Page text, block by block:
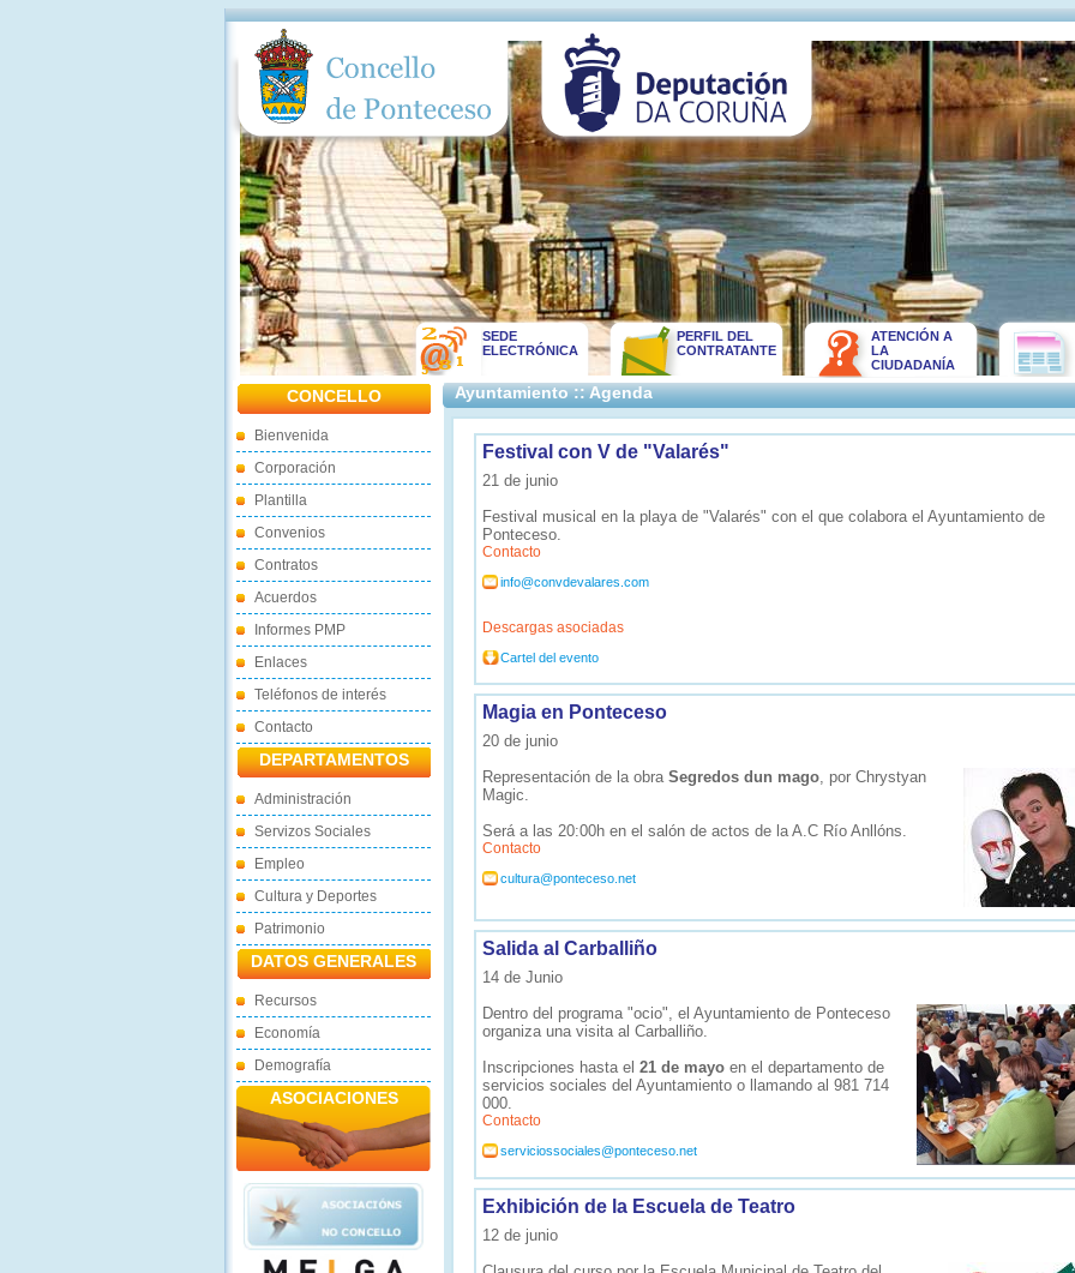
SEDE
ELECTRÓNICA
PERFIL DEL
CONTRATANTE
ATENCIÓN A
LA
CIUDADANÍA
CONCELLO
Bienvenida
Corporación
Plantilla
Convenios
Contratos
Acuerdos
Informes PMP
Enlaces
Teléfonos de interés
Contacto
DEPARTAMENTOS
Administración
Servizos Sociales
Empleo
Cultura y Deportes
Patrimonio
DATOS GENERALES
Recursos
Economía
Demografía
ASOCIACIONES
Ayuntamiento :: Agenda
Festival con V de "Valarés"
21 de junio
Festival musical en la playa de "Valarés" con el que colabora el Ayuntamiento de
Ponteceso.
Contacto
info@convdevalares.com
Descargas asociadas
Cartel del evento
Magia en Ponteceso
20 de junio
Representación de la obra Segredos dun mago, por Chrystyan
Magic.
Será a las 20:00h en el salón de actos de la A.C Río Anllóns.
Contacto
cultura@ponteceso.net
Salida al Carballiño
14 de Junio
Dentro del programa "ocio", el Ayuntamiento de Ponteceso
organiza una visita al Carballiño.
Inscripciones hasta el 21 de mayo en el departamento de
servicios sociales del Ayuntamiento o llamando al 981 714
000.
Contacto
serviciossociales@ponteceso.net
Exhibición de la Escuela de Teatro
12 de junio